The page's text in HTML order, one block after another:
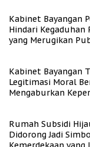
Kabinet Bayangan
Hindari Kegaduhan
yang Merugikan
Kabinet Bayangan
Legitimasi Moral
Mengaburkan
Rumah Subsidi
Didorong Jadi